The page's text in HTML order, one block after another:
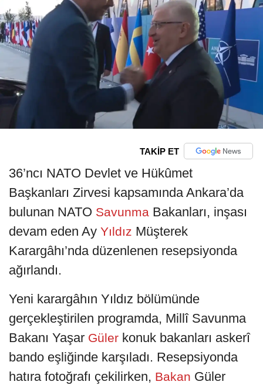
TAKİP ET
36’ncı NATO Devlet ve Hükûmet
Başkanları Zirvesi kapsamında Ankara’da
bulunan NATO Savunma Bakanları, inşası
devam eden Ay Yıldız Müşterek
Karargâhı’nda düzenlenen resepsiyonda
ağırlandı.
Yeni karargâhın Yıldız bölümünde
gerçekleştirilen programda, Millî Savunma
Bakanı Yaşar Güler konuk bakanları askerî
bando eşliğinde karşıladı. Resepsiyonda
hatıra fotoğrafı çekilirken, Bakan Güler